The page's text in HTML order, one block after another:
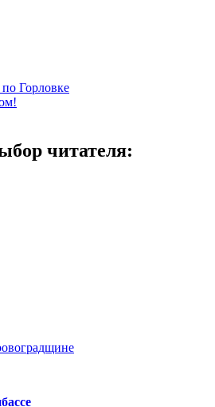
Горловке
читателя: